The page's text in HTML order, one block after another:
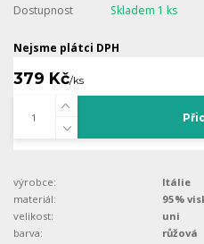
Dostupnost Skladem 1 ks
Nejsme plátci DPH
379 Kč/ks
výrobce:
Itálie
materiál:
95%
velikost:
uni
barva:
růžová